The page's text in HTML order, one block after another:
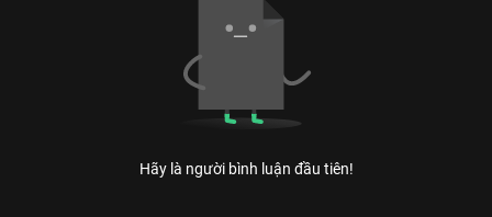
Hãy là người bình luận đầu tiên!